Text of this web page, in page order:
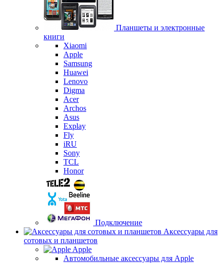
Планшеты и электронные
книги
Xiaomi
Apple
Samsung
Huawei
Lenovo
Digma
Acer
Archos
Asus
Explay
Fly
iRU
Sony
TCL
Honor
Подключение
Аксессуары для
сотовых и планшетов
Apple
Автомобильные аксессуары для Apple